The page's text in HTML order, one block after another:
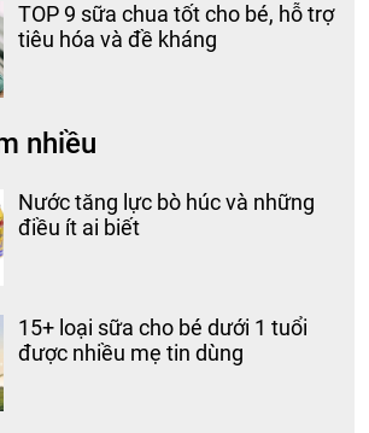
TOP 9 sữa chua tốt cho bé, hỗ trợ
tiêu hóa và đề kháng
nhiều
Nước tăng lực bò húc và những
điều ít ai biết
15+ loại sữa cho bé dưới 1 tuổi
được nhiều mẹ tin dùng